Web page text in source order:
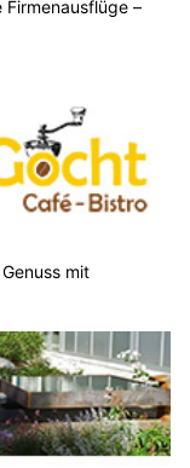
Firmenausflüge –
mit